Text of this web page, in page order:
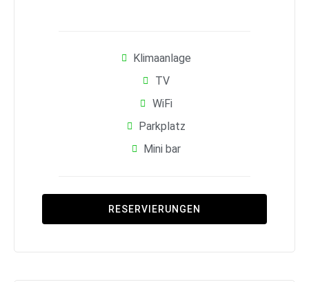
Klimaanlage
TV
WiFi
Parkplatz
Mini bar
RESERVIERUNGEN